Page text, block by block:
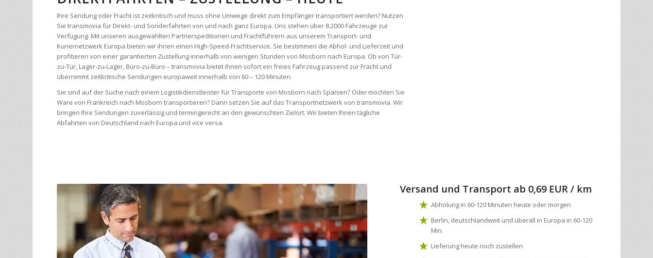
Ihre Sendung oder Fracht ist zeitkritisch und muss ohne Umwege direkt zum Empfänger transportiert werden? Nutzen
Sie transmovia für Direkt- und Sonderfahrten von und nach ganz Europa. Uns stehen über 8.2000 Fahrzeuge zur
Verfügung. Mit unseren ausgewählten Partnerspeditionen und Frachtführern aus unserem Transport- und
Kuriernetzwerk Europa bieten wir ihnen einen High-Speed-Frachtservice. Sie bestimmen die Abhol- und Lieferzeit und
profitieren von einer garantierten Zustellung innerhalb von wenigen Stunden von Mosborn nach Europa. Ob von Tür-
zu-Tür, Lager-zu-Lager, Büro-zu-Büro – transmovia bietet ihnen sofort ein freies Fahrzeug passend zur Fracht und
übernimmt zeitkritische Sendungen europaweit innerhalb von 60 – 120 Minuten.
Sie sind auf der Suche nach einem Logistikdienstleister für Transporte von Mosborn nach Spanien? Oder möchten Sie
Ware von Frankreich nach Mosborn transportieren? Dann setzen Sie auf das Transportnetzwerk von transmovia. Wir
bringen Ihre Sendungen zuverlässig und termingerecht an den gewünschten Zielort. Wir bieten Ihnen tägliche
Abfahrten von Deutschland nach Europa und vice versa.
Versand und Transport ab 0,69 EUR / km
Abholung in 60-120 Minuten heute oder morgen
Berlin, deutschlandweit und überall in Europa in 60-120
Min.
Lieferung heute noch zustellen